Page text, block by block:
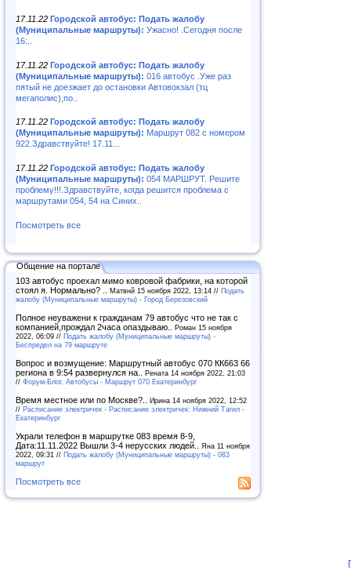
17.11.22 Городской автобус: Подать жалобу
(Муниципальные маршруты): Ужасно! .Сегодня после
16:..
17.11.22 Городской автобус: Подать жалобу
(Муниципальные маршруты): 016 автобус .Уже раз
пятый не доезжает до остановки Автовокзал (тц
мегаполис),по..
17.11.22 Городской автобус: Подать жалобу
(Муниципальные маршруты): Маршрут 082 с номером
922.Здравствуйте! 17.11...
17.11.22 Городской автобус: Подать жалобу
(Муниципальные маршруты): 054 МАРШРУТ. Решите
проблему!!!.Здравствуйте, когда решится проблема с
маршрутами 054, 54 на Синих..
Посмотреть все
Общение на портале
103 автобус проехал мимо ковровой фабрики, на которой
стоял я. Нормально? .. Матвнй 15 ноября 2022, 13:14 // Подать
жалобу (Муниципальные маршруты) - Город Березовский
Полное неуважени к гражданам 79 автобус что не так с
компанией,прождал 2часа опаздываю.. Роман 15 ноября
2022, 06:09 // Подать жалобу (Муниципальные маршруты) -
Беспредел на 79 маршруте
Вопрос и возмущение: Маршрутный автобус 070 КК663 66
региона в 9:54 развернулся на.. Рената 14 ноября 2022, 21:03
// Форум-Блог. Автобусы - Маршрут 070 Екатеринбург
Время местное или по Москве?.. Ирина 14 ноября 2022, 12:52
// Расписание электричек - Расписание электричек: Нижний Тагил -
Екатеринбург
Украли телефон в маршрутке 083 время 8-9,
Дата:11.11.2022 Вышли 3-4 нерусских людей.. Яна 11 ноября
2022, 09:31 // Подать жалобу (Муниципальные маршруты) - 083
маршрут
Посмотреть все